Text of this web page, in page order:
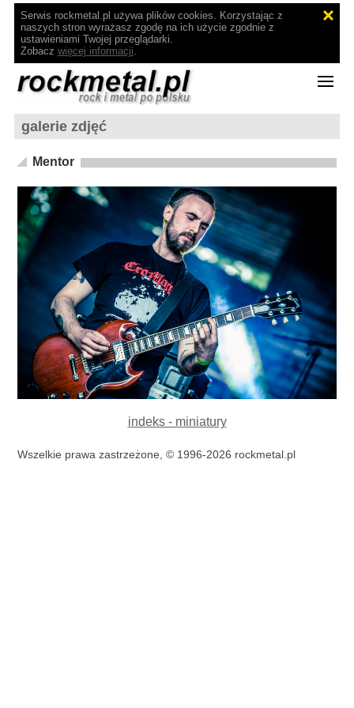
Serwis rockmetal.pl używa plików cookies. Korzystając z
naszych stron wyrażasz zgodę na ich użycie zgodnie z
ustawieniami Twojej przeglądarki.
Zobacz więcej informacji.
galerie zdjęć
Mentor
indeks - miniatury
Wszelkie prawa zastrzeżone, © 1996-2026 rockmetal.pl